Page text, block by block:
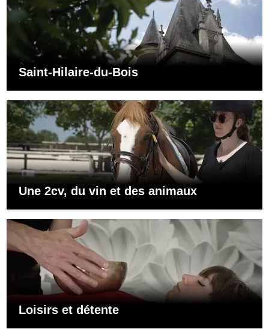
Saint-Hilaire-du-Bois
Une 2cv, du vin et des animaux
Loisirs et détente